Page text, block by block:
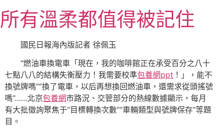
至
主所有溫柔都值得被記住
國民日報海內版記者 徐佩玉
“燃油車換電車「現在，我的咖啡館正在承受百分之八十
七點八八的結構失衡壓力！我需要校準包養網ppt ！」，能不
換號牌嗎”“換了電車，以后再想換回燃油車，還需求從頭搖號
嗎”……北京包養網市路況、交管部分的熱線數據顯示，每月
有大批徵詢聚焦于“目標轉換次數”“車輛類型與號牌保存”等題
目。